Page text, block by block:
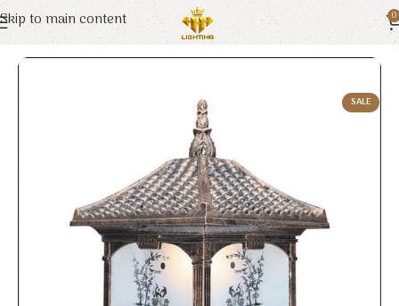
Skip to main content 0
Trang chủ Euroto Đèn Trang Trí
SALE